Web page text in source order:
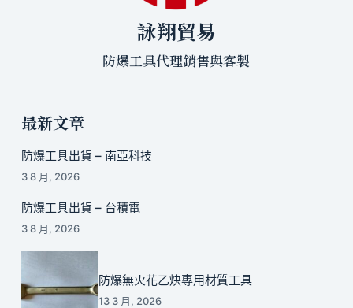
詠翔貿易
防爆工具代理銷售與客製
最新文章
防爆工具出貨 – 南亞科技
3 8 月, 2026
防爆工具出貨 – 台積電
3 8 月, 2026
防爆無火花乙炔專用材質工具
13 3 月, 2026